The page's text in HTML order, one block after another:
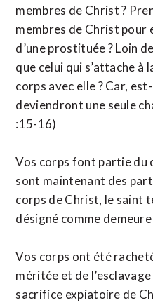
membres de Christ ?
membres de Christ pour
d’une prostituée ? Loin
que celui qui s’attache à
corps avec elle ? Car,
deviendront une seule
:15-16)
Vos corps font partie du
sont maintenant des
corps de Christ, le saint
désigné comme
Vos corps ont été
méritée et de
sacrifice expiatoire de